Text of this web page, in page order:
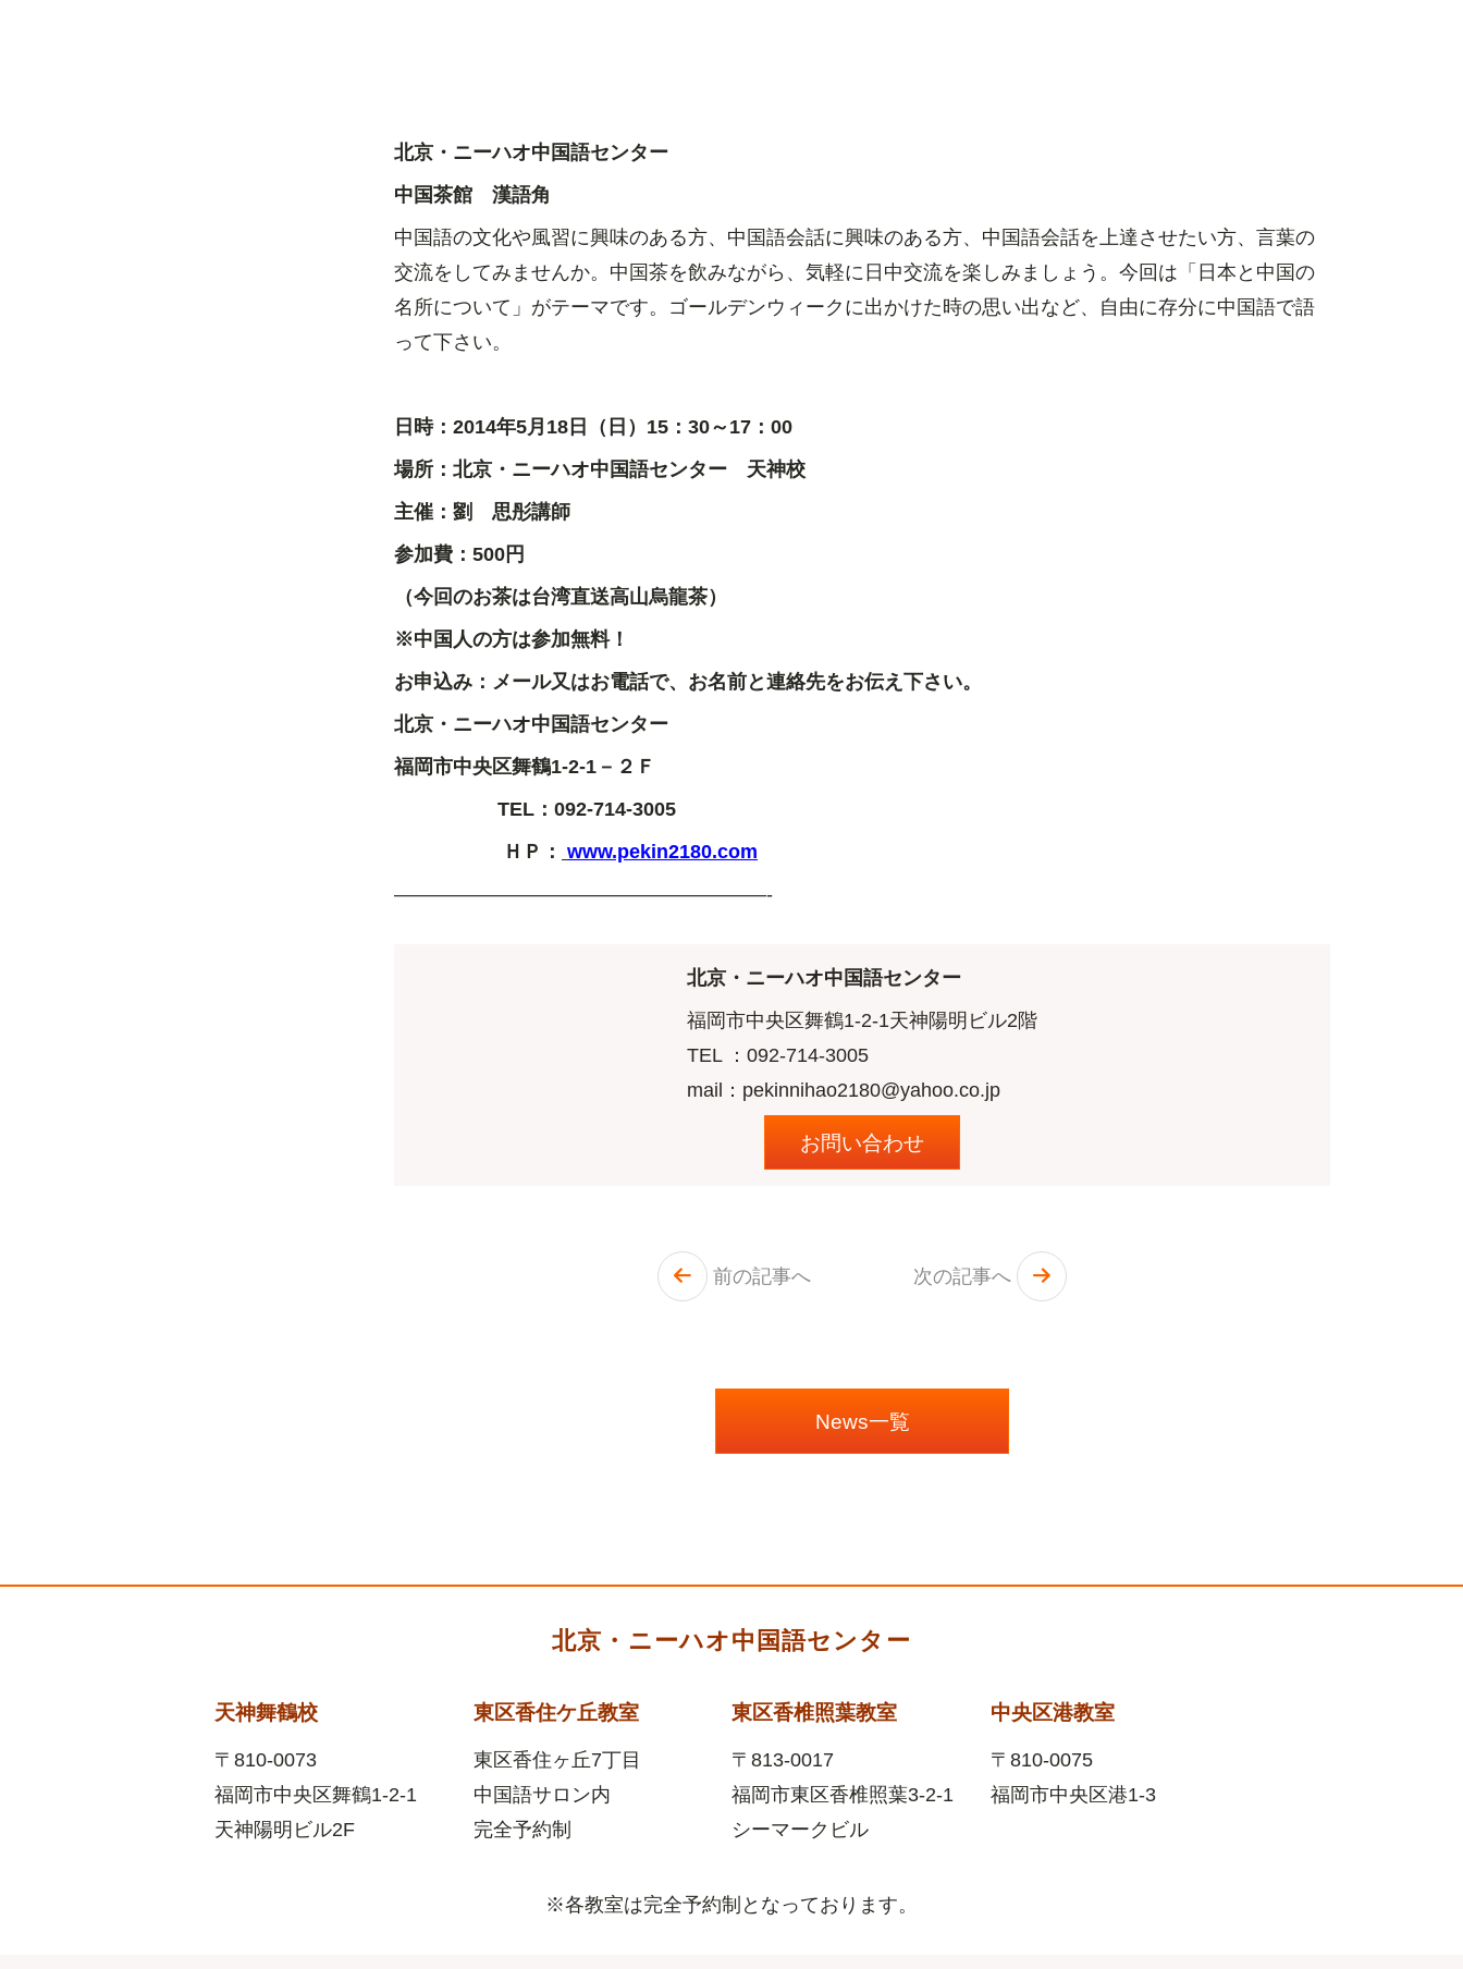
北京・ニーハオ中国語センター
中国茶館 漢語角
中国語の文化や風習に興味のある方、中国語会話に興味のある方、中国語会話を上達させたい方、言葉の
交流をしてみませんか。中国茶を飲みながら、気軽に日中交流を楽しみましょう。今回は「日本と中国の
名所について」がテーマです。ゴールデンウィークに出かけた時の思い出など、自由に存分に中国語で語
って下さい。
日時： 2014年5月 18 日（日） 15 ： 30～ 17 ： 00
場所：北京・ニーハオ中国語センター 天神校
主催：劉 思彤講師
参加費： 500 円
（今回のお茶は台湾直送高山烏龍茶）
※中国人の方は参加無料！
お申込み：メール又はお電話で、お名前と連絡先をお伝え下さい。
北京・ニーハオ中国語センター
福岡市中央区舞鶴1-2-1 －２Ｆ
TEL ： 092-714-3005
ＨＰ： www.pekin2180.com
———————————————————-
北京・ニーハオ中国語センター
福岡市中央区舞鶴1-2-1天神陽明ビル2階
TEL ： 092-714-3005
mail：pekinnihao2180@yahoo.co.jp
お問い合わせ
前の記事へ 次の記事へ
News一覧
北京・ニーハオ中国語センター
天神舞鶴校
〒810-0073
福岡市中央区舞鶴1-2-1
天神陽明ビル2F
東区香住ケ丘教室
東区香住ヶ丘7丁目
中国語サロン内
完全予約制
東区香椎照葉教室
〒813-0017
福岡市東区香椎照葉3-2-1
シーマークビル
中央区港教室
〒810-0075
福岡市中央区港1-3
※各教室は完全予約制となっております。